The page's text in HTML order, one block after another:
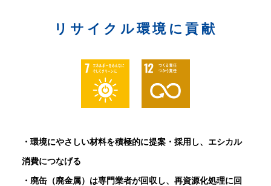
リサイクル環境に貢献
・環境にやさしい材料を積極的に提案・採用し、エシカル
消費につなげる
・廃缶（廃金属）は専門業者が回収し、再資源化処理に回